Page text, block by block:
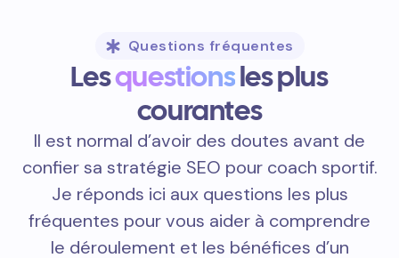
Questions fréquentes
Lesquestionsles plus
courantes
Il est normal d’avoir des doutes avant de
confier sa stratégie SEO pour coach sportif.
Je réponds ici aux questions les plus
fréquentes pour vous aider à comprendre
le déroulement et les bénéfices d’un